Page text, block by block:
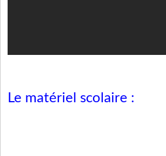
Le matériel scolaire :